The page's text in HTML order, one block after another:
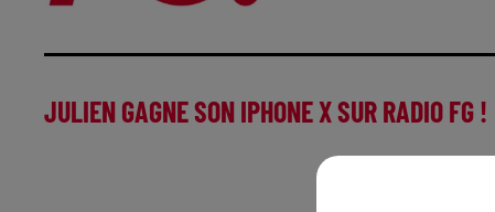
JULIEN GAGNE SON IPHONE X SUR RADIO FG !